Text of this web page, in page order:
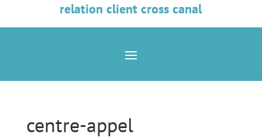
relation client cross canal
centre-appel